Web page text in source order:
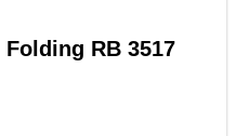
RB 3517